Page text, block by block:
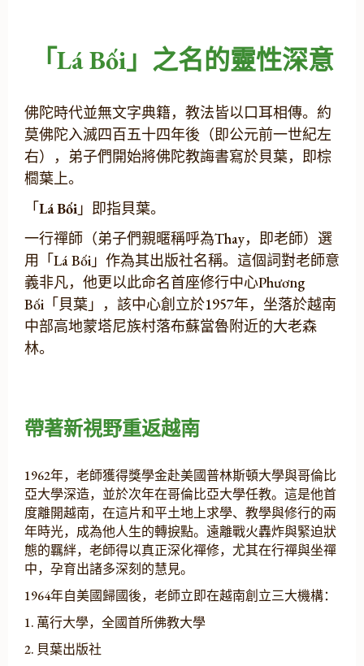
「Lá Bối」之名的靈性深意
佛陀時代並無文字典籍，教法皆以口耳相傳。約
莫佛陀入滅四百五十四年後（即公元前一世紀左
右），弟子們開始將佛陀教誨書寫於貝葉，即棕
櫚葉上。
「Lá Bối 」即指貝葉。
一行禪師（弟子們親暱稱呼為Thay，即老師）選
用「Lá Bối」作為其出版社名稱。這個詞對老師意
義非凡，他更以此命名首座修行中心Phương
Bối「貝葉」，該中心創立於1957年，坐落於越南
中部高地蒙塔尼族村落布蘇當魯附近的大老森
林。
帶著新視野重返越南
1962年，老師獲得獎學金赴美國普林斯頓大學與哥倫比
亞大學深造，並於次年在哥倫比亞大學任教。這是他首
度離開越南，在這片和平土地上求學、教學與修行的兩
年時光，成為他人生的轉捩點。遠離戰火轟炸與緊迫狀
態的羈絆，老師得以真正深化禪修，尤其在行禪與坐禪
中，孕育出諸多深刻的慧見。
1964年自美國歸國後，老師立即在越南創立三大機構：
1. 萬行大學，全國首所佛教大學
2. 貝葉出版社